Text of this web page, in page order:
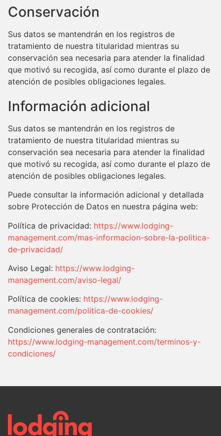
Conservación
Sus datos se mantendrán en los registros de
tratamiento de nuestra titularidad mientras su
conservación sea necesaria para atender la finalidad
que motivó su recogida, así como durante el plazo de
atención de posibles obligaciones legales.
Información adicional
Sus datos se mantendrán en los registros de
tratamiento de nuestra titularidad mientras su
conservación sea necesaria para atender la finalidad
que motivó su recogida, así como durante el plazo de
atención de posibles obligaciones legales.
Puede consultar la información adicional y detallada
sobre Protección de Datos en nuestra página web:
Política de privacidad: https://www.lodging-
management.com/mas-informacion-sobre-la-politica-
de-privacidad/
Aviso Legal: https://www.lodging-
management.com/aviso-legal/
Política de cookies: https://www.lodging-
management.com/politica-de-cookies/
Condiciones generales de contratación:
https://www.lodging-management.com/terminos-y-
condiciones/